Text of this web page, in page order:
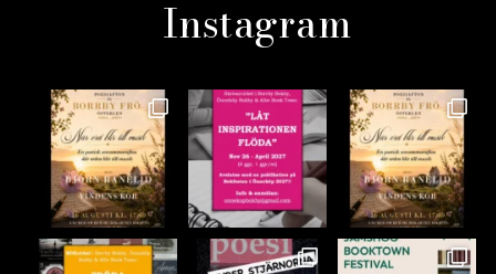
Instagram